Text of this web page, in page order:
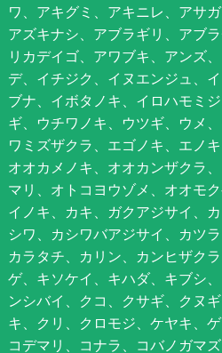
ワ、アキグミ、アキニレ、アサ
アズキナシ、アブラギリ、アブ
リカデイゴ、アワブキ、アンズ
デ、イチジク、イヌエンジュ、
ブナ、イボタノキ、イロハモミ
ギ、ウチワノキ、ウツギ、ウメ
ワミズザクラ、エゴノキ、エノ
オオカメノキ、オオカンザクラ
マリ、オトコヨウゾメ、オオモ
イノキ、カキ、ガクアジサイ、
シワ、カシワバアジサイ、カツ
カラタチ、カリン、カンヒザク
ゲ、キソケイ、キハダ、キブシ
ンシバイ、クコ、クサギ、クヌ
キ、クリ、クロモジ、ケヤキ、
コデマリ、コナラ、コバノガマ